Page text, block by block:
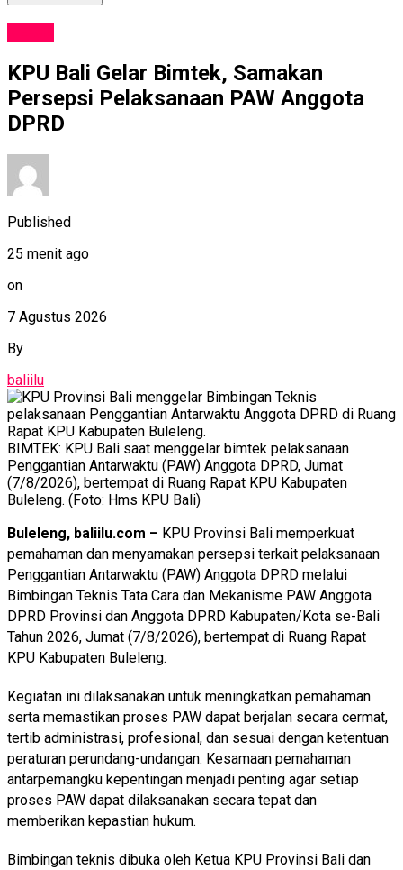
KPU Bali Gelar Bimtek, Samakan
Persepsi Pelaksanaan PAW Anggota
DPRD
Published
25 menit ago
on
7 Agustus 2026
By
baliilu
BIMTEK: KPU Bali saat menggelar bimtek pelaksanaan
Penggantian Antarwaktu (PAW) Anggota DPRD, Jumat
(7/8/2026), bertempat di Ruang Rapat KPU Kabupaten
Buleleng. (Foto: Hms KPU Bali)
Buleleng, baliilu.com – KPU Provinsi Bali memperkuat
pemahaman dan menyamakan persepsi terkait pelaksanaan
Penggantian Antarwaktu (PAW) Anggota DPRD melalui
Bimbingan Teknis Tata Cara dan Mekanisme PAW Anggota
DPRD Provinsi dan Anggota DPRD Kabupaten/Kota se-Bali
Tahun 2026, Jumat (7/8/2026), bertempat di Ruang Rapat
KPU Kabupaten Buleleng.
Kegiatan ini dilaksanakan untuk meningkatkan pemahaman
serta memastikan proses PAW dapat berjalan secara cermat,
tertib administrasi, profesional, dan sesuai dengan ketentuan
peraturan perundang-undangan. Kesamaan pemahaman
antarpemangku kepentingan menjadi penting agar setiap
proses PAW dapat dilaksanakan secara tepat dan
memberikan kepastian hukum.
Bimbingan teknis dibuka oleh Ketua KPU Provinsi Bali dan